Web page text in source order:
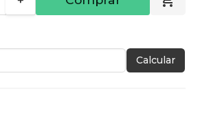
Calcular